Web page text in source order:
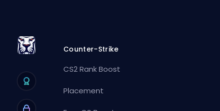
Counter-Strike
CS2 Rank Boost
Placement